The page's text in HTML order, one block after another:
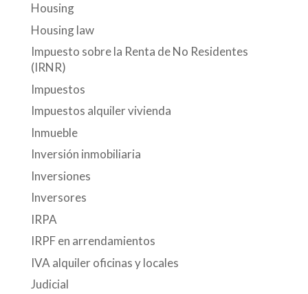
Housing
Housing law
Impuesto sobre la Renta de No Residentes
(IRNR)
Impuestos
Impuestos alquiler vivienda
Inmueble
Inversión inmobiliaria
Inversiones
Inversores
IRPA
IRPF en arrendamientos
IVA alquiler oficinas y locales
Judicial